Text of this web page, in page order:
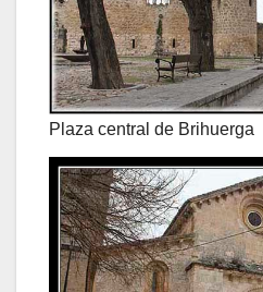
Plaza central de Brihuerga